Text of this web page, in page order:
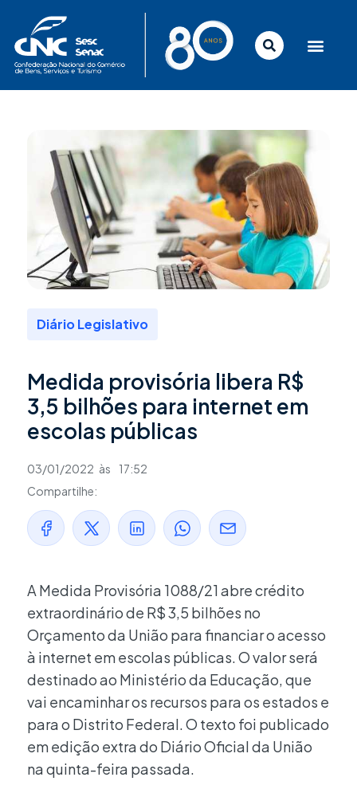
conteúdo
Diário Legislativo
Medida provisória libera R$
3,5 bilhões para internet em
escolas públicas
03/01/2022 às
17:52
Compartilhe:
A Medida Provisória 1088/21 abre crédito
extraordinário de R$ 3,5 bilhões no
Orçamento da União para financiar o acesso
à internet em escolas públicas. O valor será
destinado ao Ministério da Educação, que
vai encaminhar os recursos para os estados e
para o Distrito Federal. O texto foi publicado
em edição extra do Diário Oficial da União
na quinta-feira passada.